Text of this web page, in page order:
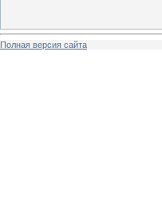
Полная версия сайта